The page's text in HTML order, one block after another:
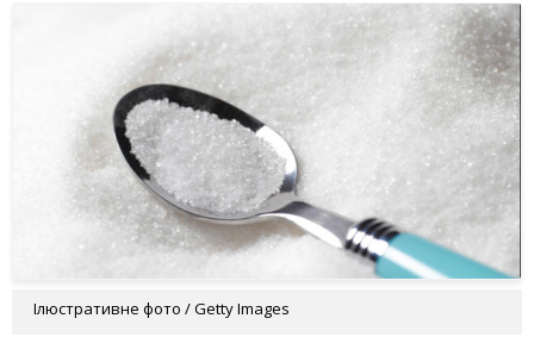
Ілюстративне фото / Getty Images